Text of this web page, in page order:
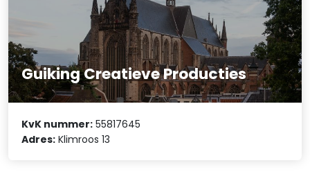
Guiking Creatieve Producties
KvK nummer: 55817645
Adres: Klimroos 13